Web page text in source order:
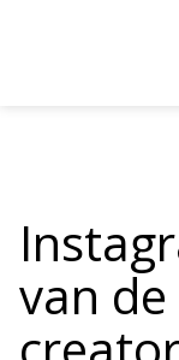
van